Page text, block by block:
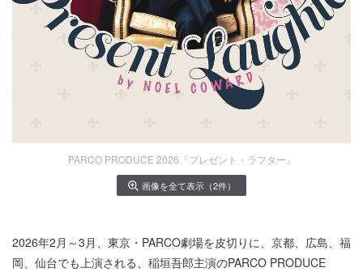
PARCO PRODUCE 2026『プレゼント・ラフター』
画像を全て表示（2件）
2026年2月～3月、東京・PARCO劇場を皮切りに、京都、広島、福
岡、仙台でも上演される、稲垣吾郎主演のPARCO PRODUCE